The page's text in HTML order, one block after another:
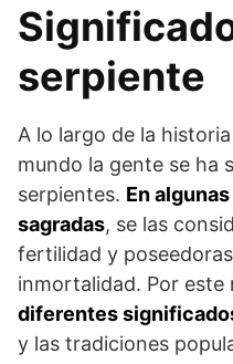
serpiente
A lo largo de la
mundo la gente se ha
serpientes. En
sagradas, se las
fertilidad y
inmortalidad. Por este
diferentes
y las tradiciones